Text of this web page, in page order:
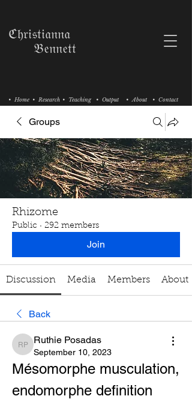
• Research • Teaching
• Home • Output • About • Contact
ℭ𝔥𝔯𝔦𝔰𝔱𝔦𝔞𝔫𝔫𝔞
𝔅𝔢𝔫𝔫𝔢𝔱𝔱
Groups
Rhizome
Public · 292 members
Join
Discussion Media Members About
Back
Ruthie Posadas
Ruthie Posadas
September 10, 2023
Mésomorphe musculation,
endomorphe definition